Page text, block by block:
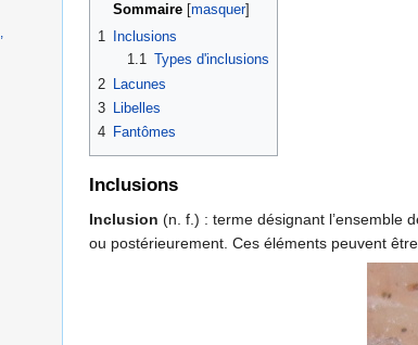
Sommaire masquer]
1
Inclusions
1.1 Types d'inclusions
2
Lacunes
3 Libelles
4 Fantômes
Inclusions
Inclusion (n. f.) : terme désignant l’ensemble
ou postérieurement. Ces éléments peuvent